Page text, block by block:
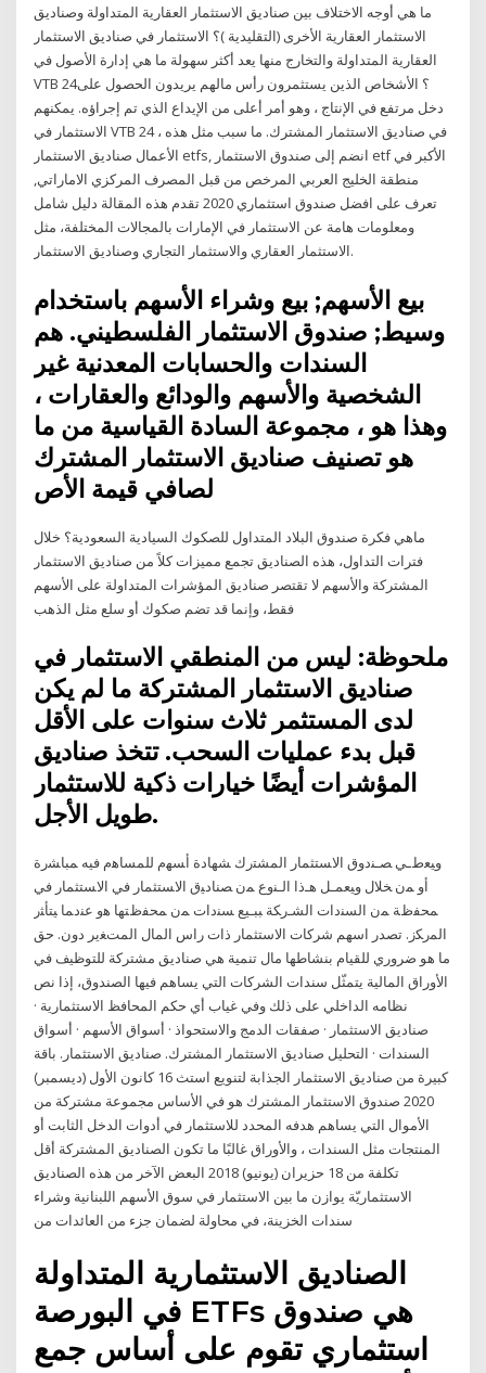
ما هي أوجه الاختلاف بين صناديق الاستثمار العقارية المتداولة وصناديق
الاستثمار العقارية الأخرى (التقليدية )؟ الاستثمار في صناديق الاستثمار
العقارية المتداولة والتخارج منها يعد أكثر سهولة ما هي إدارة الأصول في
VTB 24؟ الأشخاص الذين يستثمرون رأس مالهم يريدون الحصول على
دخل مرتفع في الإنتاج ، وهو أمر أعلى من الإيداع الذي تم إجراؤه. يمكنهم
الاستثمار في VTB 24 ، في صناديق الاستثمار المشترك. ما سبب مثل هذه
الأعمال صناديق الاستثمار etfs, انضم إلى صندوق الاستثمار etf الأكبر في
منطقة الخليج العربي المرخص من قبل المصرف المركزي الاماراتي,
تعرف على افضل صندوق استثماري 2020 تقدم هذه المقالة دليل شامل
ومعلومات هامة عن الاستثمار في الإمارات بالمجالات المختلفة، مثل
الاستثمار العقاري والاستثمار التجاري وصناديق الاستثمار.
بيع الأسهم; بيع وشراء الأسهم باستخدام
وسيط; صندوق الاستثمار الفلسطيني. هم
السندات والحسابات المعدنية غير
الشخصية والأسهم والودائع والعقارات ،
وهذا هو ، مجموعة السادة القياسية من ما
هو تصنيف صناديق الاستثمار المشترك
لصافي قيمة الأص
ماهي فكرة صندوق البلاد المتداول للصكوك السيادية السعودية؟ خلال
فترات التداول، هذه الصناديق تجمع مميزات كلاً من صناديق الاستثمار
المشتركة والأسهم لا تقتصر صناديق المؤشرات المتداولة على الأسهم
فقط، وإنما قد تضم صكوك أو سلع مثل الذهب
ملحوظة: ليس من المنطقي الاستثمار في
صناديق الاستثمار المشتركة ما لم يكن
لدى المستثمر ثلاث سنوات على الأقل
قبل بدء عمليات السحب. تتخذ صناديق
المؤشرات أيضًا خيارات ذكية للاستثمار
طويل الأجل.
ﻭﻴﻌﻁـﻲ ﺼـﻨﺩﻭﻕ ﺍﻻﺴﺘﺜﻤﺎﺭ ﺍﻟﻤﺸﺘﺭﻙ ﺸﻬﺎﺩﺓ ﺃﺴﻬﻡ ﻟﻠﻤﺴﺎﻫﻡ ﻓﻴﻪ ﻤﺒﺎﺸﺭﺓ
ﺃﻭ ﻤﻥ ﺨﻼل ﻭﻴﻌﻤـل ﻫـﺫﺍ ﺍﻟـﻨﻭﻉ ﻤﻥ ﺼﻨﺎﺩﻴﻕ ﺍﻻﺴﺘﺜﻤﺎﺭ ﻓﻲ ﺍﻻﺴﺘﺜﻤﺎﺭ ﻓﻲ
ﻤﺤﻔﻅﺔ ﻤﻥ ﺍﻟﺴﻨﺩﺍﺕ ﺍﻟﺸـﺭﻜﺔ ﺒﺒـﻴﻊ ﺴﻨﺩﺍﺕ ﻤﻥ ﻤﺤﻔﻅﺘﻬﺎ ﻫﻭ ﻋﻨﺩﻤﺎ ﻴﺘﺄﺜﺭ
ﺍﻟﻤﺭﻜﺯ. تصدر اسهم شركات اﻻستثمار ذات راس المال المتﻐير دون. حق
ما هو ضروري للقيام بنشاطها مال تنمية هي صناديق مشتركة للتوظيف في
اﻷوراق المالية يتمثّل سندات الشركات التي يساهم فيها الصندوق، إذا نص
نظامه الداخلي على ذلك وفي غياب أي حكم المحافظ الاستثمارية ·
صناديق الاستثمار · صفقات الدمج والاستحواذ · أسواق الأسهم · أسواق
السندات · التحليل صناديق الاستثمار المشترك. صناديق الاستثمار. باقة
كبيرة من صناديق الاستثمار الجذابة لتنويع استث 16 كانون الأول (ديسمبر)
2020 صندوق الاستثمار المشترك هو في الأساس مجموعة مشتركة من
الأموال التي يساهم هدفه المحدد للاستثمار في أدوات الدخل الثابت أو
المنتجات مثل السندات ، والأوراق غالبًا ما تكون الصناديق المشتركة أقل
تكلفة من 18 حزيران (يونيو) 2018 البعض الآخر من هذه الصناديق
الاستثماريّة يوازن ما بين الاستثمار في سوق الأسهم اللبنانية وشراء
الصناديق الاستثمارية المتداولة
في البورصة ETFs هي صندوق
استثماري تقوم على أساس جمع